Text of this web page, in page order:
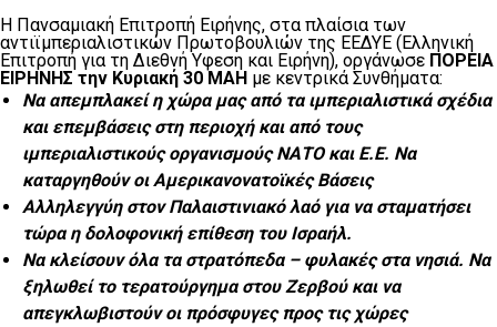
Η Πανσαμιακή Επιτροπή Ειρήνης, στα πλαίσια των
αντιϊμπεριαλιστικών Πρωτοβουλιών της ΕΕΔΥΕ (Ελληνική
Επιτροπή για τη Διεθνή Υφεση και Ειρήνη), οργάνωσε ΠΟΡΕΙΑ
ΕΙΡΗΝΗΣ την Κυριακή 30 ΜΑΗ με κεντρικά Συνθήματα:
Να απεμπλακεί η χώρα μας από τα ιμπεριαλιστικά σχέδια
και επεμβάσεις στη περιοχή και από τους
ιμπεριαλιστικούς οργανισμούς ΝΑΤΟ και Ε.Ε. Να
καταργηθούν οι Αμερικανονατοϊκές Βάσεις
Αλληλεγγύη στον Παλαιστινιακό λαό για να σταματήσει
τώρα η δολοφονική επίθεση του Ισραήλ.
Να κλείσουν όλα τα στρατόπεδα – φυλακές στα νησιά. Να
ξηλωθεί το τερατούργημα στου Ζερβού και να
απεγκλωβιστούν οι πρόσφυγες προς τις χώρες